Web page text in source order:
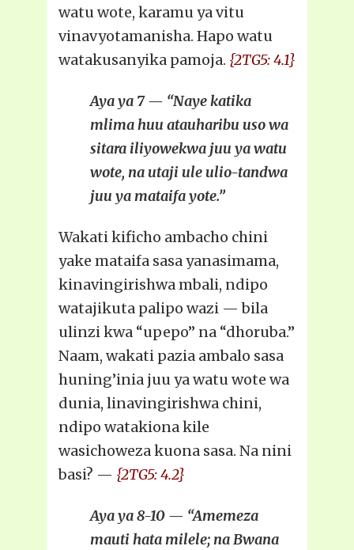
watu wote, karamu ya vitu
vinavyotamanisha. Hapo watu
watakusanyika pamoja. {2TG5: 4.1}
Aya ya 7 — “Naye katika
mlima huu atauharibu uso wa
sitara iliyowekwa juu ya watu
wote, na utaji ule ulio-tandwa
juu ya mataifa yote.”
Wakati kificho ambacho chini
yake mataifa sasa yanasimama,
kinavingirishwa mbali, ndipo
watajikuta palipo wazi — bila
ulinzi kwa “upepo” na “dhoruba.”
Naam, wakati pazia ambalo sasa
huning’inia juu ya watu wote wa
dunia, linavingirishwa chini,
ndipo watakiona kile
wasichoweza kuona sasa. Na nini
basi? — {2TG5: 4.2}
Aya ya 8-10 — “Amemeza
mauti hata milele; na Bwana